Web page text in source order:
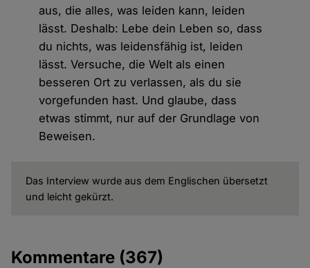
aus, die alles, was leiden kann, leiden
lässt. Deshalb: Lebe dein Leben so, dass
du nichts, was leidensfähig ist, leiden
lässt. Versuche, die Welt als einen
besseren Ort zu verlassen, als du sie
vorgefunden hast. Und glaube, dass
etwas stimmt, nur auf der Grundlage von
Beweisen.
Das Interview wurde aus dem Englischen übersetzt
und leicht gekürzt.
Kommentare (367)